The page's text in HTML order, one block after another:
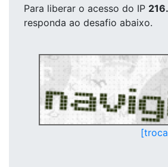
Para liberar o acesso do IP
responda ao desafio abaixo.